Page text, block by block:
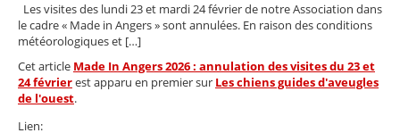
Les visites des lundi 23 et mardi 24 février de notre Association dans
le cadre « Made in Angers » sont annulées. En raison des conditions
météorologiques et […]
Cet article Made In Angers 2026 : annulation des visites du 23 et
24 févrierest apparu en premier sur Les chiens guides d'aveugles
de l'ouest.
Lien: